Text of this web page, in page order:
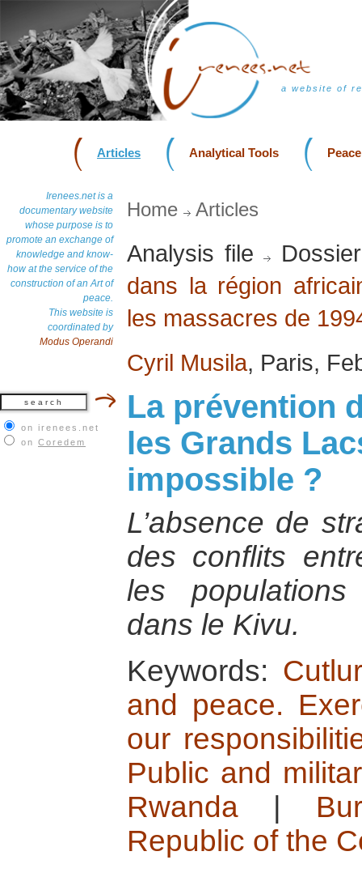
a website of
Articles Analytical Tools
Irenees.net is a
documentary website
whose purpose is to
promote an exchange of
knowledge and know-
how at the service of the
construction of an Art of
peace.
This website is
coordinated by
Modus Operandi
on irenees.net
on Coredem
Home Articles
Analysis file
dans la région
les massacres de
Cyril Musila, Paris,
La prévention
les Grands
impossible ?
L’absence de
des conflits
les populations
dans le Kivu.
Keywords:
and peace.
our
Public and
Rwanda
Republic of the